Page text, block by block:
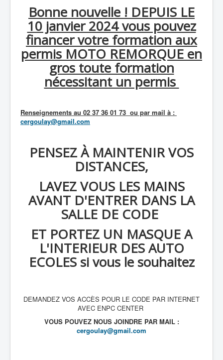
Bonne nouvelle ! DEPUIS LE
10 janvier 2024 vous pouvez
financer votre formation aux
permis MOTO REMORQUE en
gros toute formation
nécessitant un permis
Renseignements au 02 37 36 01 73 ou par mail à :
cergoulay@gmail.com
PENSEZ À MAINTENIR VOS
DISTANCES,
LAVEZ VOUS LES MAINS
AVANT D'ENTRER DANS LA
SALLE DE CODE
ET PORTEZ UN MASQUE A
L'INTERIEUR DES AUTO
ECOLES si vous le souhaitez
DEMANDEZ VOS ACCÈS POUR LE CODE PAR INTERNET
AVEC ENPC CENTER
VOUS POUVEZ NOUS JOINDRE PAR MAIL :
cergoulay@gmail.com